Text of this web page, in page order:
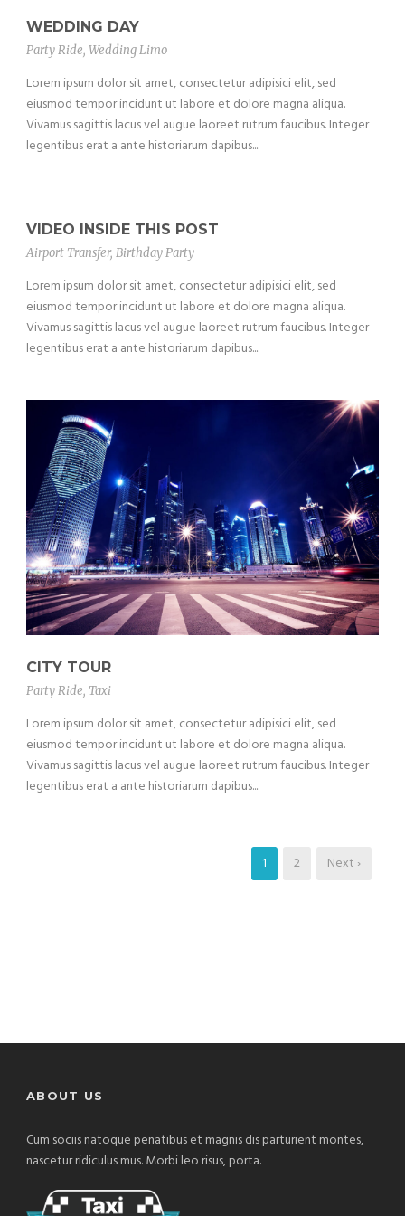
WEDDING DAY
Party Ride, Wedding Limo
Lorem ipsum dolor sit amet, consectetur adipisici elit, sed
eiusmod tempor incidunt ut labore et dolore magna aliqua.
Vivamus sagittis lacus vel augue laoreet rutrum faucibus. Integer
legentibus erat a ante historiarum dapibus....
VIDEO INSIDE THIS POST
Airport Transfer, Birthday Party
Lorem ipsum dolor sit amet, consectetur adipisici elit, sed
eiusmod tempor incidunt ut labore et dolore magna aliqua.
Vivamus sagittis lacus vel augue laoreet rutrum faucibus. Integer
legentibus erat a ante historiarum dapibus....
CITY TOUR
Party Ride, Taxi
Lorem ipsum dolor sit amet, consectetur adipisici elit, sed
eiusmod tempor incidunt ut labore et dolore magna aliqua.
Vivamus sagittis lacus vel augue laoreet rutrum faucibus. Integer
legentibus erat a ante historiarum dapibus....
1 2 Next ›
ABOUT US
Cum sociis natoque penatibus et magnis dis parturient montes,
nascetur ridiculus mus. Morbi leo risus, porta.